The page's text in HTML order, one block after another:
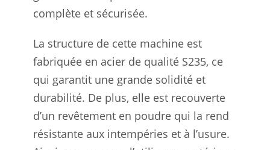
complète et sécurisée.
La structure de cette machine est
fabriquée en acier de qualité S235, ce
qui garantit une grande solidité et
durabilité. De plus, elle est recouverte
d’un revêtement en poudre qui la rend
résistante aux intempéries et à l’usure.